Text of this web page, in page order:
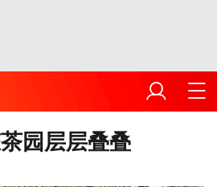
园层层叠叠